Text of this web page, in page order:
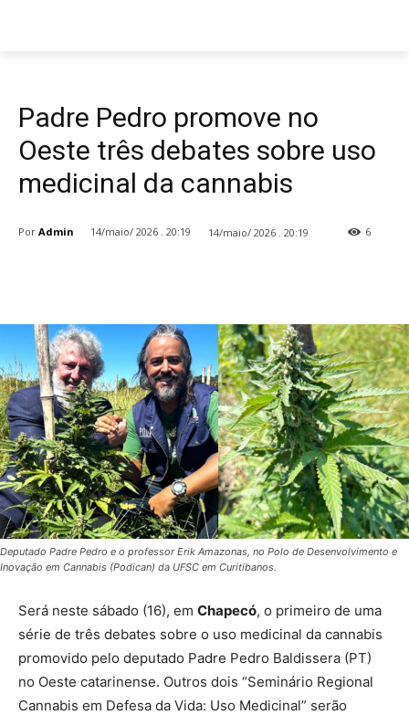
Padre Pedro promove no
Oeste três debates sobre uso
medicinal da cannabis
Por Admin 14/maio/ 2026 . 20:19 14/maio/ 2026 . 20:19 6
Deputado Padre Pedro e o professor Erik Amazonas, no Polo de Desenvolvimento e
Inovação em Cannabis (Podican) da UFSC em Curitibanos.
Será neste sábado (16), em Chapecó, o primeiro de uma
série de três debates sobre o uso medicinal da cannabis
promovido pelo deputado Padre Pedro Baldissera (PT)
no Oeste catarinense. Outros dois “Seminário Regional
Cannabis em Defesa da Vida: Uso Medicinal” serão